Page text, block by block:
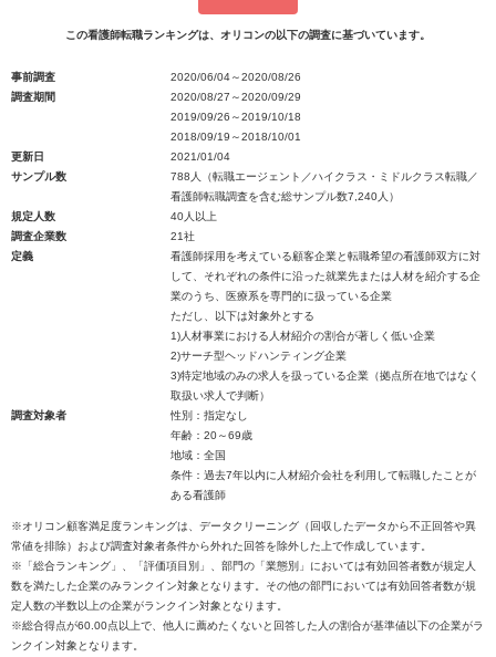
この看護師転職ランキングは、オリコンの以下の調査に基づいています。
事前調査
2020/06/04～2020/08/26
調査期間
2020/08/27～2020/09/29
2019/09/26～2019/10/18
2018/09/19～2018/10/01
更新日
2021/01/04
サンプル数
788人（転職エージェント／ハイクラス・ミドルクラス転職／
看護師転職調査を含む総サンプル数7,240人）
規定人数
40人以上
調査企業数
21社
定義
看護師採用を考えている顧客企業と転職希望の看護師双方に対
して、それぞれの条件に沿った就業先または人材を紹介する企
業のうち、医療系を専門的に扱っている企業
ただし、以下は対象外とする
1)人材事業における人材紹介の割合が著しく低い企業
2)サーチ型ヘッドハンティング企業
3)特定地域のみの求人を扱っている企業（拠点所在地ではなく
取扱い求人で判断）
調査対象者
性別：指定なし
年齢：20～69歳
地域：全国
条件：過去7年以内に人材紹介会社を利用して転職したことが
ある看護師
※オリコン顧客満足度ランキングは、データクリーニング（回収したデータから不正回答や異
常値を排除）および調査対象者条件から外れた回答を除外した上で作成しています。
※「総合ランキング」、「評価項目別」、部門の「業態別」においては有効回答者数が規定人
数を満たした企業のみランクイン対象となります。その他の部門においては有効回答者数が規
定人数の半数以上の企業がランクイン対象となります。
※総合得点が60.00点以上で、他人に薦めたくないと回答した人の割合が基準値以下の企業がラ
ンクイン対象となります。